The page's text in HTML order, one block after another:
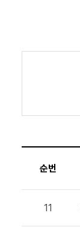
순번
11